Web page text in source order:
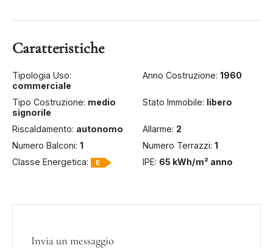
Caratteristiche
Tipologia Uso:
commerciale
Anno Costruzione: 1960
Tipo Costruzione: medio
signorile
Stato Immobile: libero
Riscaldamento: autonomo Allarme: 2
Numero Balconi: 1 Numero Terrazzi: 1
Classe Energetica:
E IPE: 65 kWh/m² anno
Invia un messaggio